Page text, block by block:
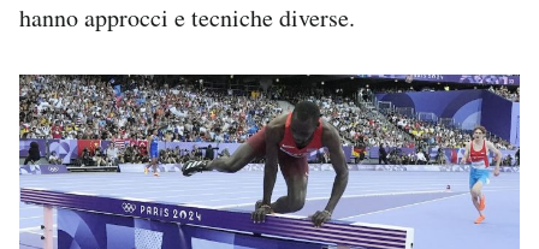
hanno approcci e tecniche diverse.